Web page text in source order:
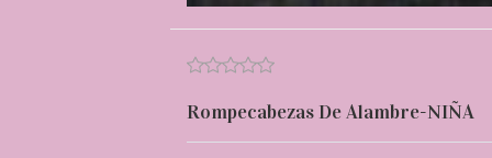
Rompecabezas De Alambre-NIÑA